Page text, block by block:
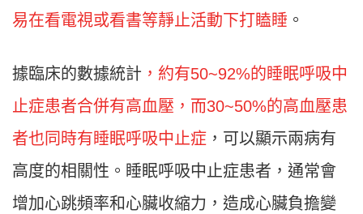
易在看電視或看書等靜止活動下打瞌睡 。
據臨床的數據統計 ，約有50~92%的睡眠呼吸中
止症患者合併有高血壓，而30~50%的高血壓患
者也同時有睡眠呼吸中止症 ，可以顯示兩病有
高度的相關性。睡眠呼吸中止症患者，通常會
增加心跳頻率和心臟收縮力，造成心臟負擔變